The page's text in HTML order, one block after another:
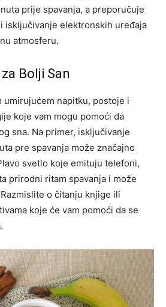
prije spavanja, a preporučuje
isključivanje elektronskih uređaja
atmosferu.
Bolji San
umirujućem napitku, postoje i
koje vam mogu pomoći da
sna. Na primer, isključivanje
pre spavanja može značajno
svetlo koje emituju telefoni,
prirodni ritam spavanja i može
Razmislite o čitanju knjige ili
koje će vam pomoći da se